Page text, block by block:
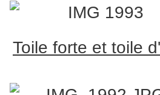
Toile forte et toile